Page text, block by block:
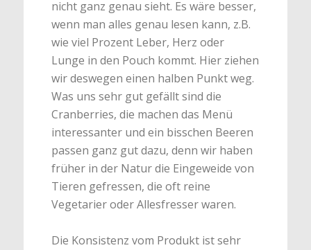
nicht ganz genau sieht. Es wäre besser,
wenn man alles genau lesen kann, z.B.
wie viel Prozent Leber, Herz oder
Lunge in den Pouch kommt. Hier ziehen
wir deswegen einen halben Punkt weg.
Was uns sehr gut gefällt sind die
Cranberries, die machen das Menü
interessanter und ein bisschen Beeren
passen ganz gut dazu, denn wir haben
früher in der Natur die Eingeweide von
Tieren gefressen, die oft reine
Vegetarier oder Allesfresser waren.
Die Konsistenz vom Produkt ist sehr